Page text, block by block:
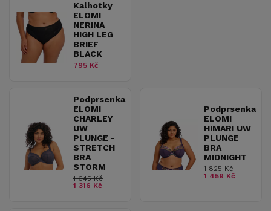
Kalhotky
ELOMI
NERINA
HIGH LEG
BRIEF
BLACK
795 Kč
Podprsenka
ELOMI
CHARLEY
UW
PLUNGE -
STRETCH
BRA
STORM
1 645 Kč
1 316 Kč
Podprsenka
ELOMI
HIMARI UW
PLUNGE
BRA
MIDNIGHT
1 825 Kč
1 459 Kč